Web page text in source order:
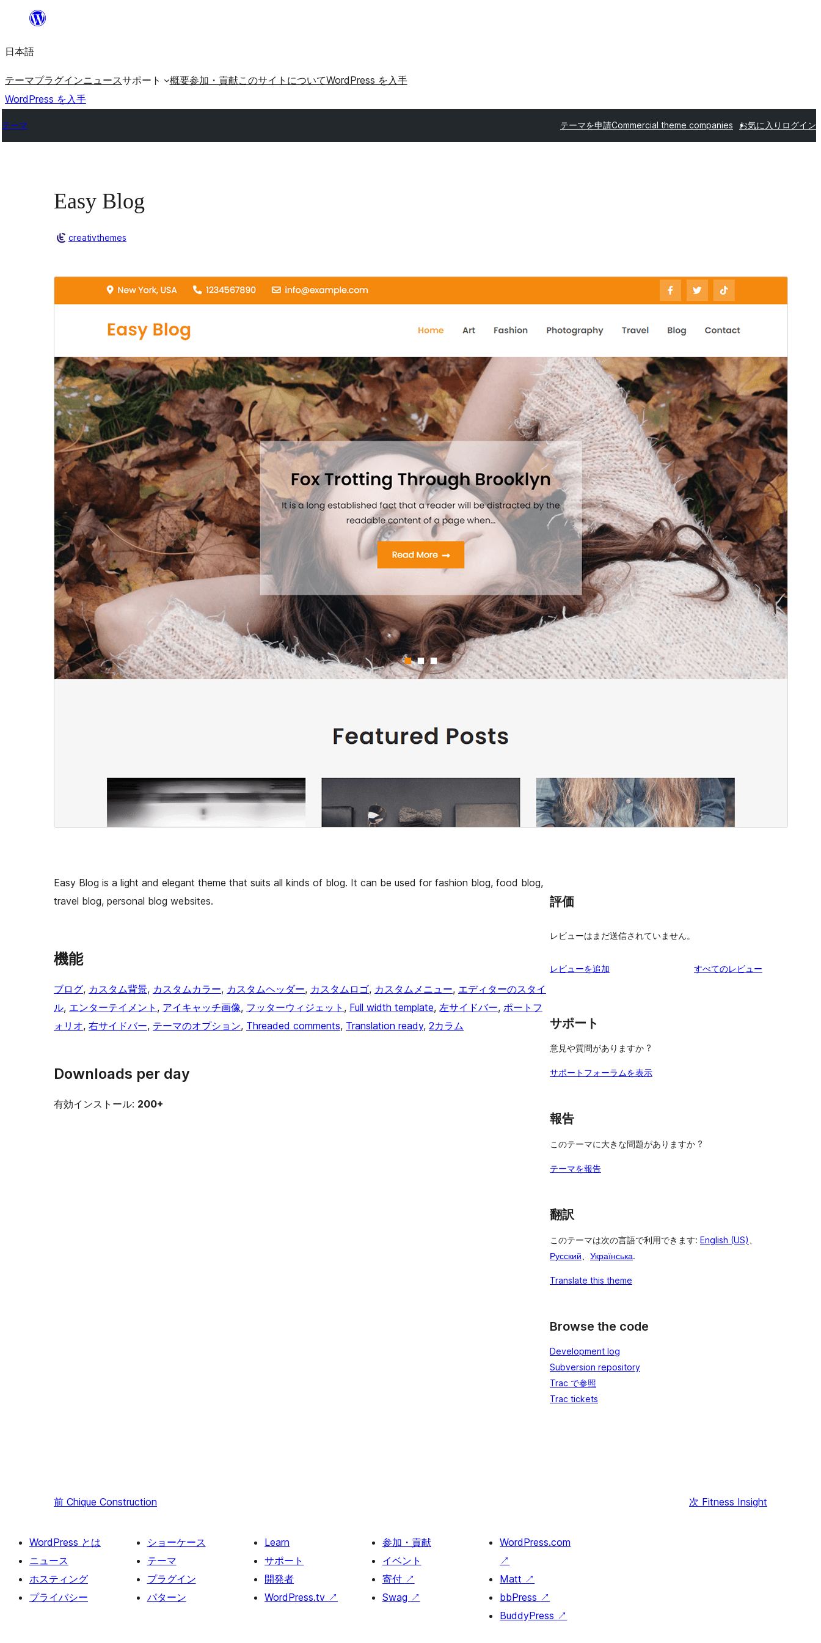
を
ッ
プ
日本語
テーマプラグインニュースサポート 概要参加・貢献このサイトについてWordPress を入手
WordPress を入手
テーマ テーマを申請Commercial theme companies お気に入り ログイン
Easy Blog
creativthemes
最終更新日
2026年5月29日
5.1
PHP バージョン
5.6
テーマのホームページ
Easy Blog is a light and elegant theme that suits all kinds of blog. It can be used for fashion blog, food blog,
travel blog, personal blog websites.
機能
ブログ, カスタム背景, カスタムカラー, カスタムヘッダー, カスタムロゴ, カスタムメニュー, エディターのスタイ
ル, エンターテイメント , アイキャッチ画像, フッターウィジェット , Full width template, 左サイドバー, ポートフ
ォリオ, 右サイドバー, テーマのオプション, Threaded comments, Translation ready, 2カラム
Downloads per day
有効インストール: 200+
評価
レビューはまだ送信されていません。
レビューを追加 すべてのレビュー
サポート
意見や質問がありますか ?
サポートフォーラムを表示
報告
このテーマに大きな問題がありますか ?
テーマを報告
翻訳
このテーマは次の言語で利用できます: English (US)
Русский
Українська.
Translate this theme
Browse the code
Development log
Subversion repository
Trac で参照
Trac tickets
前 Chique Construction 次 Fitness Insight
WordPress とは
ニュース
ホスティング
プライバシー
ショーケース
テーマ
プラグイン
パターン
Learn
サポート
開発者
WordPress.tv ↗
参加・貢献
イベント
寄付 ↗
Swag ↗
WordPress.com
↗
Matt ↗
bbPress ↗
BuddyPress ↗